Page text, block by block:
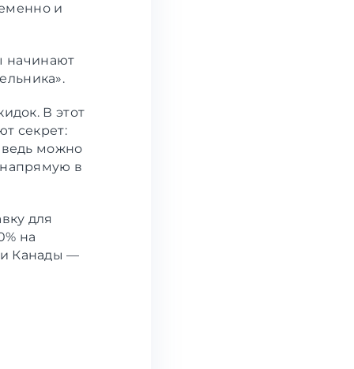
и
начинают
В этот
секрет:
можно
напрямую в
для
на
и Канады —